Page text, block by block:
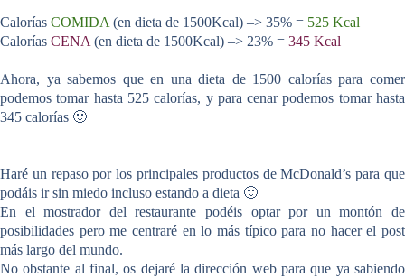
Calorías COMIDA (en dieta de 1500Kcal) –> 35% = 525 Kcal
Calorías CENA (en dieta de 1500Kcal) –> 23% = 345 Kcal
Ahora, ya sabemos que en una dieta de 1500 calorías para comer
podemos tomar hasta 525 calorías, y para cenar podemos tomar hasta
345 calorías 🙂
Haré un repaso por los principales productos de McDonald’s para que
podáis ir sin miedo incluso estando a dieta 🙂
En el mostrador del restaurante podéis optar por un montón de
posibilidades pero me centraré en lo más típico para no hacer el post
más largo del mundo.
No obstante al final, os dejaré la dirección web para que ya sabiendo